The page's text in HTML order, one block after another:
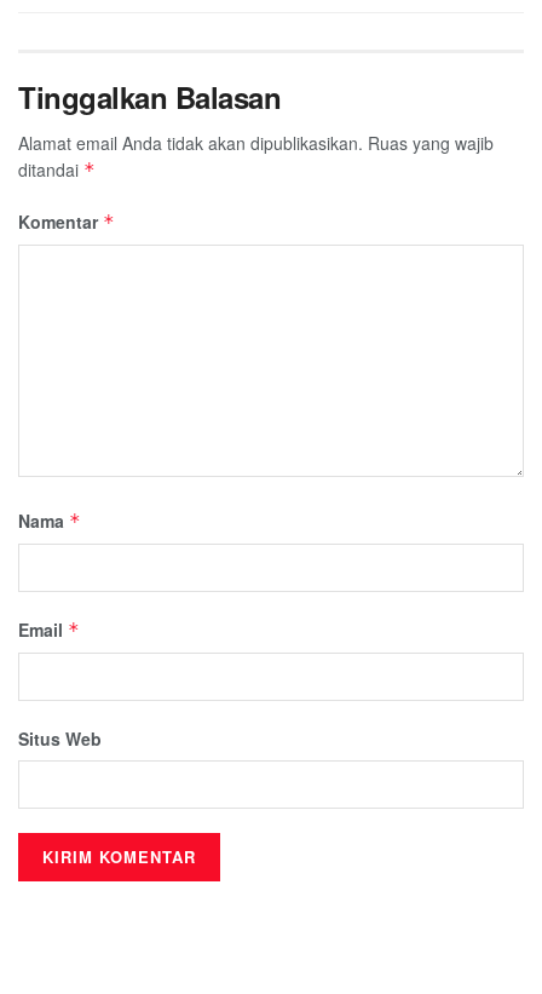
Tinggalkan Balasan
Alamat email Anda tidak akan dipublikasikan. Ruas yang wajib
ditandai *
Komentar *
Nama *
Email *
Situs Web